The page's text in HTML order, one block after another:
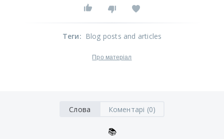
Теги: Blog posts and articles
Про матеріал
Слова Коментарі (0)
📚